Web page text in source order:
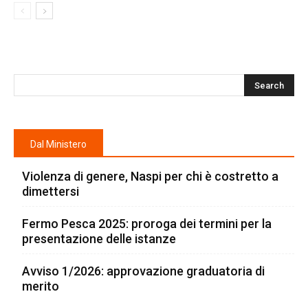
Dal Ministero
Violenza di genere, Naspi per chi è costretto a
dimettersi
Fermo Pesca 2025: proroga dei termini per la
presentazione delle istanze
Avviso 1/2026: approvazione graduatoria di
merito